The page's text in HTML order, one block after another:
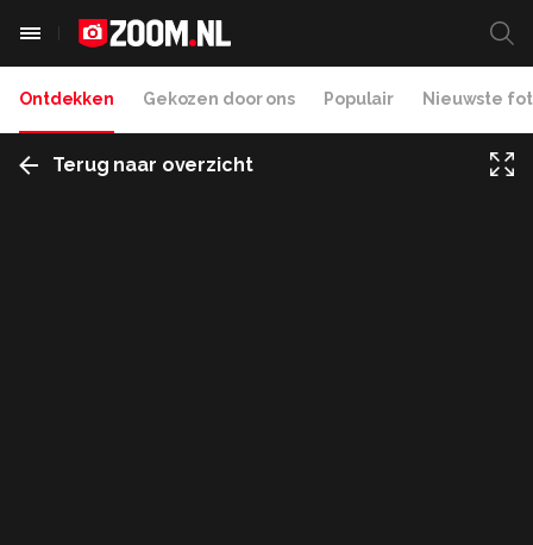
Ontdekken Gekozen door ons Populair Nieuwste
Terug naar overzicht